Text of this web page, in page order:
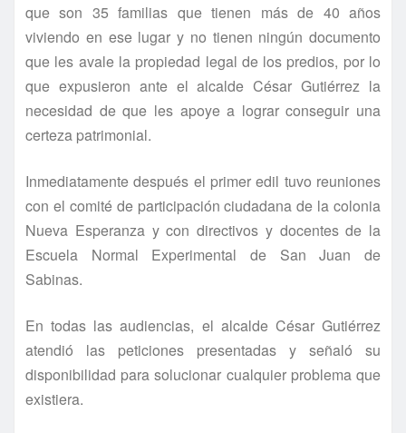
que son 35 familias que tienen más de 40 años
viviendo en ese lugar y no tienen ningún documento
que les avale la propiedad legal de los predios, por lo
que expusieron ante el alcalde César Gutiérrez la
necesidad de que les apoye a lograr conseguir una
certeza patrimonial.
Inmediatamente después el primer edil tuvo reuniones
con el comité de participación ciudadana de la colonia
Nueva Esperanza y con directivos y docentes de la
Escuela Normal Experimental de San Juan de
Sabinas.
En todas las audiencias, el alcalde César Gutiérrez
atendió las peticiones presentadas y señaló su
disponibilidad para solucionar cualquier problema que
existiera.